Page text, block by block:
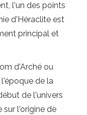
l'un des points
d'Héraclite est
principal et
d'Arché ou
de la
de l'univers
sur l'origine de